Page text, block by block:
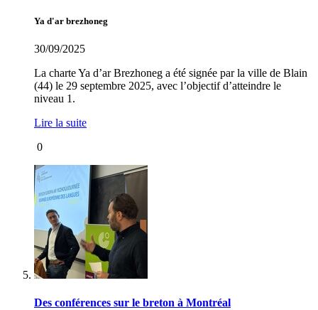
Ya d'ar brezhoneg
30/09/2025
La charte Ya d’ar Brezhoneg a été signée par la ville de Blain
(44) le 29 septembre 2025, avec l’objectif d’atteindre le
niveau 1.
Lire la suite
0
Des conférences sur le breton à Montréal